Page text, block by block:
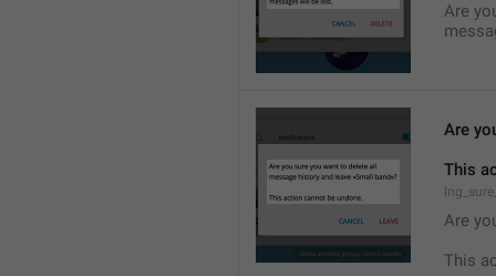
Are
Are
This
Are
This